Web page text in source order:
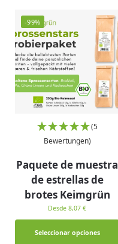
-99%
(5
Bewertungen)
Paquete de muestra
de estrellas de
brotes Keimgrün
Desde 8,07 €
Seleccionar opciones